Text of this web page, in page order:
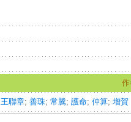
王聯章; 善珠; 常騰; 護命; 仲算; 增賀